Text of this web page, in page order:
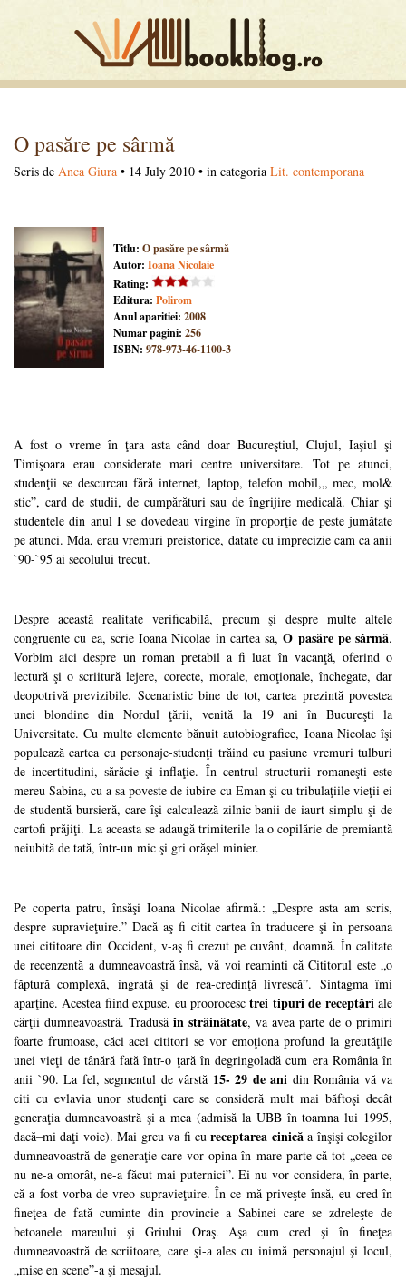
O pasăre pe sârmă
Scris de Anca Giura • 14 July 2010 • in categoria Lit. contemporana
Titlu: O pasăre pe sârmă
Autor: Ioana Nicolaie
Rating:
Editura: Polirom
Anul aparitiei: 2008
Numar pagini: 256
ISBN: 978-973-46-1100-3
A fost o vreme în ţara asta când doar Bucureştiul, Clujul, Iaşiul şi
Timişoara erau considerate mari centre universitare. Tot pe atunci,
studenţii se descurcau fără internet, laptop, telefon mobil,„ mec, mol&
stic”, card de studii, de cumpărături sau de îngrijire medicală. Chiar şi
studentele din anul I se dovedeau virgine în proporţie de peste jumătate
pe atunci. Mda, erau vremuri preistorice, datate cu imprecizie cam ca anii
`90-`95 ai secolului trecut.
Despre această realitate verificabilă, precum şi despre multe altele
congruente cu ea, scrie Ioana Nicolae în cartea sa,O pasăre pe sârmă.
Vorbim aici despre un roman pretabil a fi luat în vacanţă, oferind o
lectură şi o scriitură lejere, corecte, morale, emoţionale, închegate, dar
deopotrivă previzibile. Scenaristic bine de tot, cartea prezintă povestea
unei blondine din Nordul ţării, venită la 19 ani în Bucureşti la
Universitate. Cu multe elemente bănuit autobiografice, Ioana Nicolae îşi
populează cartea cu personaje-studenţi trăind cu pasiune vremuri tulburi
de incertitudini, sărăcie şi inflaţie. În centrul structurii romaneşti este
mereu Sabina, cu a sa poveste de iubire cu Eman şi cu tribulaţiile vieţii ei
de studentă bursieră, care îşi calculează zilnic banii de iaurt simplu şi de
cartofi prăjiţi. La aceasta se adaugă trimiterile la o copilărie de premiantă
neiubită de tată, într-un mic şi gri orăşel minier.
Pe coperta patru, însăşi Ioana Nicolae afirmă.: „Despre asta am scris,
despre supravieţuire.” Dacă aş fi citit cartea în traducere şi în persoana
unei cititoare din Occident, v-aş fi crezut pe cuvânt, doamnă. În calitate
de recenzentă a dumneavoastră însă, vă voi reaminti că Cititorul este „o
făptură complexă, ingrată şi de rea-credinţă livrescă”. Sintagma îmi
aparţine. Acestea fiind expuse, eu proorocesctrei tipuri de receptăriale
cărţii dumneavoastră. Tradusăîn străinătate, va avea parte de o primiri
foarte frumoase, căci acei cititori se vor emoţiona profund la greutăţile
unei vieţi de tânără fată într-o ţară în degringoladă cum era România în
anii `90. La fel, segmentul de vârstă 15- 29 de ani din România vă va
citi cu evlavia unor studenţi care se consideră mult mai băftoşi decât
generaţia dumneavoastră şi a mea (admisă la UBB în toamna lui 1995,
dacă–mi daţi voie). Mai greu va fi cureceptarea cinicăa înşişi colegilor
dumneavoastră de generaţie care vor opina în mare parte că tot „ceea ce
nu ne-a omorât, ne-a făcut mai puternici”. Ei nu vor considera, în parte,
că a fost vorba de vreo supravieţuire. În ce mă priveşte însă, eu cred în
fineţea de fată cuminte din provincie a Sabinei care se zdreleşte de
betoanele mareului şi Griului Oraş. Aşa cum cred şi în fineţea
dumneavoastră de scriitoare, care şi-a ales cu inimă personajul şi locul,
„mise en scene”-a şi mesajul.